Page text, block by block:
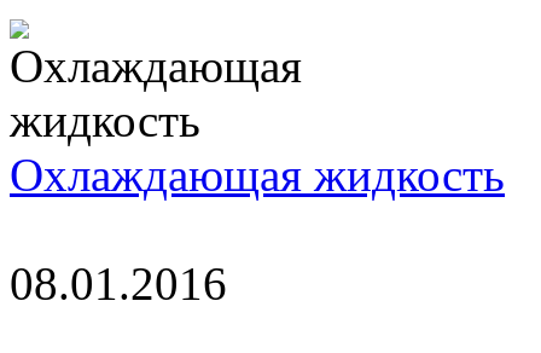
Охлаждающая жидкость
08.01.2016